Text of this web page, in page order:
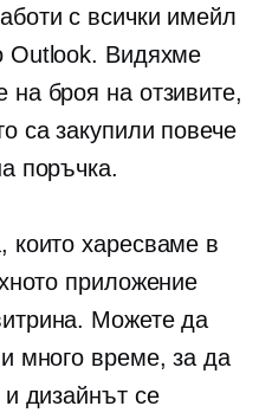
с всички имейл
Outlook. Видяхме
на броя на отзивите,
са закупили повече
поръчка.
които харесваме в
приложение
Можете да
много време, за да
и дизайнът се